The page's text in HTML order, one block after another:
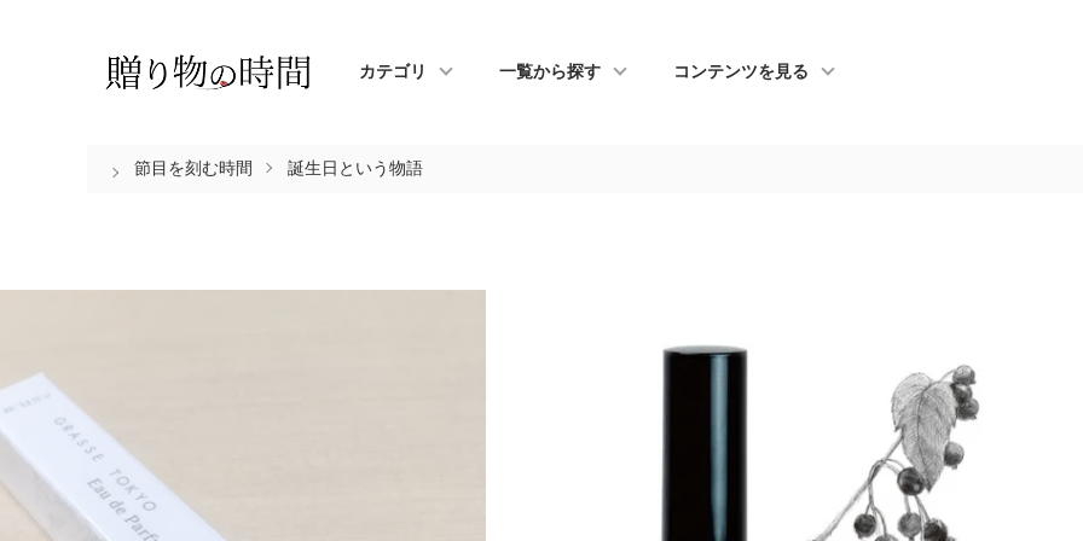
カテゴリ 一覧から探す コンテンツを見る
節目を刻む時間 誕生日という物語